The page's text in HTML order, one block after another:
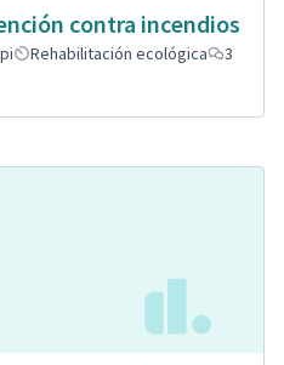
contra incendios
Rehabilitación ecológica
3